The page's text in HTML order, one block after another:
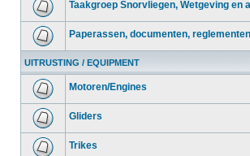
Taakgroep Snorvliegen, Wetgeving en
Paperassen, documenten,
UITRUSTING / EQUIPMENT
Motoren/Engines
Gliders
Trikes